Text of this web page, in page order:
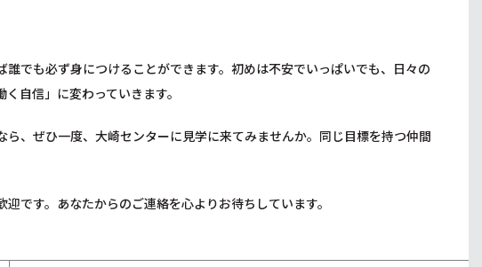
でも必ず身につけることができます。初めは不安でいっぱいでも、日々の
自信」に変わっていきます。
、ぜひ一度、大崎センターに見学に来てみませんか。同じ目標を持つ仲間
です。あなたからのご連絡を心よりお待ちしています。